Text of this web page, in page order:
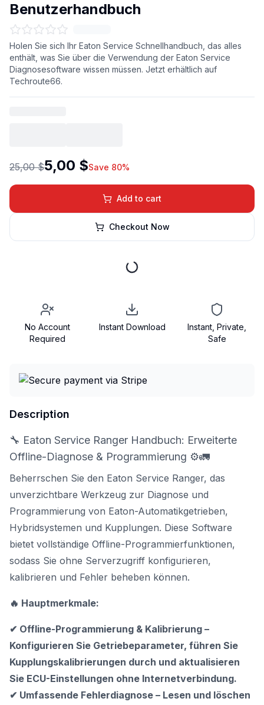
Benutzerhandbuch
Holen Sie sich Ihr Eaton Service Schnellhandbuch, das alles
enthält, was Sie über die Verwendung der Eaton Service
Diagnosesoftware wissen müssen. Jetzt erhältlich auf
Techroute66.
25,00 $5,00 $Save 80%
Add to cart
Checkout Now
No Account
Required
Instant Download
Instant, Private,
Safe
Description
🔧 Eaton Service Ranger Handbuch: Erweiterte
Offline-Diagnose & Programmierung ⚙️🚛
Beherrschen Sie den Eaton Service Ranger, das
unverzichtbare Werkzeug zur Diagnose und
Programmierung von Eaton-Automatikgetrieben,
Hybridsystemen und Kupplungen. Diese Software
bietet vollständige Offline-Programmierfunktionen,
sodass Sie ohne Serverzugriff konfigurieren,
kalibrieren und Fehler beheben können.
🔥 Hauptmerkmale:
✔ Offline-Programmierung & Kalibrierung –
Konfigurieren Sie Getriebeparameter, führen Sie
Kupplungskalibrierungen durch und aktualisieren
Sie ECU-Einstellungen ohne Internetverbindung.
✔ Umfassende Fehlerdiagnose – Lesen und löschen